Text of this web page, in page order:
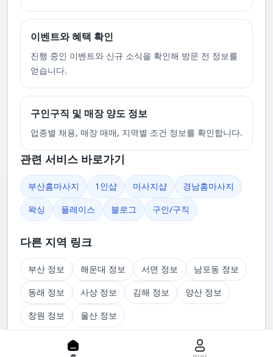
이벤트와 혜택 확인
진행 중인 이벤트와 신규 소식을 확인해 방문 전 정보를
얻습니다.
구인구직 및 매장 양도 정보
업종별 채용, 매장 매매, 지역별 조건 정보를 확인합니다.
관련 서비스 바로가기
부산홈마사지 1인샵 마사지샵
경남홈마사지
왁싱
플레이스 블로그 구인/구직
다른 지역 링크
부산 정보 해운대 정보 서면 정보
남포동 정보
동래 정보
사상 정보 김해 정보
양산 정보
창원 정보
울산 정보